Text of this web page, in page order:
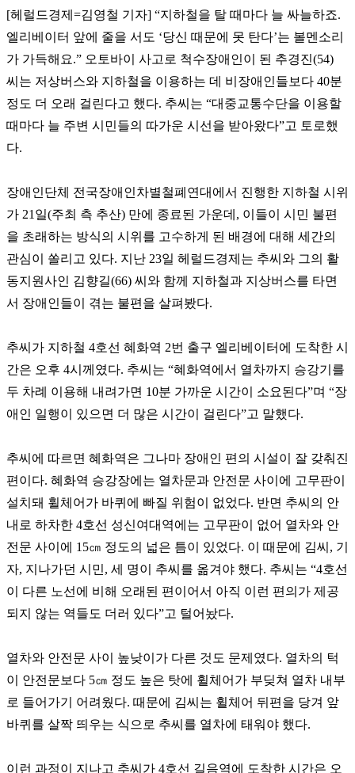
[헤럴드경제 =김영철 기자] “지하철을 탈 때마다 늘 싸늘하죠.
엘리베이터 앞에 줄을 서도 ‘당신 때문에 못 탄다’는 볼멘소리
가 가득해요.” 오토바이 사고로 척수장애인이 된 추경진(54)
씨는 저상버스와 지하철을 이용하는 데 비장애인들보다 40분
정도 더 오래 걸린다고 했다. 추씨는 “대중교통수단을 이용할
때마다 늘 주변 시민들의 따가운 시선을 받아왔다”고 토로했
다.
장애인단체 전국장애인차별철폐연대에서 진행한 지하철 시위
가 21 일(주최 측 추산) 만에 종료된 가운데 , 이들이 시민 불편
을 초래하는 방식의 시위를 고수하게 된 배경에 대해 세간의
관심이 쏠리고 있다. 지난 23일 헤럴드경제는 추씨와 그의 활
동지원사인 김향길(66) 씨와 함께 지하철과 지상버스를 타면
서 장애인들이 겪는 불편을 살펴봤다.
추씨가 지하철 4호선 혜화역 2번 출구 엘리베이터에 도착한 시
간은 오후 4시께였다. 추씨는 “혜화역에서 열차까지 승강기를
두 차례 이용해 내려가면 10분 가까운 시간이 소요된다”며 “장
애인 일행이 있으면 더 많은 시간이 걸린다”고 말했다.
추씨에 따르면 혜화역은 그나마 장애인 편의 시설이 잘 갖춰진
편이다. 혜화역 승강장에는 열차문과 안전문 사이에 고무판이
설치돼 휠체어가 바퀴에 빠질 위험이 없었다. 반면 추씨의 안
내로 하차한 4호선 성신여대역에는 고무판이 없어 열차와 안
전문 사이에 15㎝ 정도의 넓은 틈이 있었다. 이 때문에 김씨 , 기
자, 지나가던 시민, 세 명이 추씨를 옮겨야 했다. 추씨는 “4호선
이 다른 노선에 비해 오래된 편이어서 아직 이런 편의가 제공
되지 않는 역들도 더러 있다”고 털어놨다.
열차와 안전문 사이 높낮이가 다른 것도 문제였다. 열차의 턱
이 안전문보다 5㎝ 정도 높은 탓에 휠체어가 부딪쳐 열차 내부
로 들어가기 어려웠다. 때문에 김씨는 휠체어 뒤편을 당겨 앞
바퀴를 살짝 띄우는 식으로 추씨를 열차에 태워야 했다.
이런 과정이 지나고 추씨가 4호선 길음역에 도착한 시간은 오